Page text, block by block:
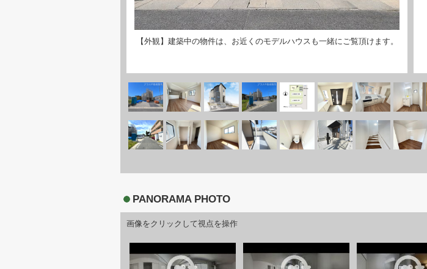
【外観】建築中の物件は、お近くのモデルハウスも一緒にご覧頂けます。
PANORAMA PHOTO
画像をクリックして視点を操作